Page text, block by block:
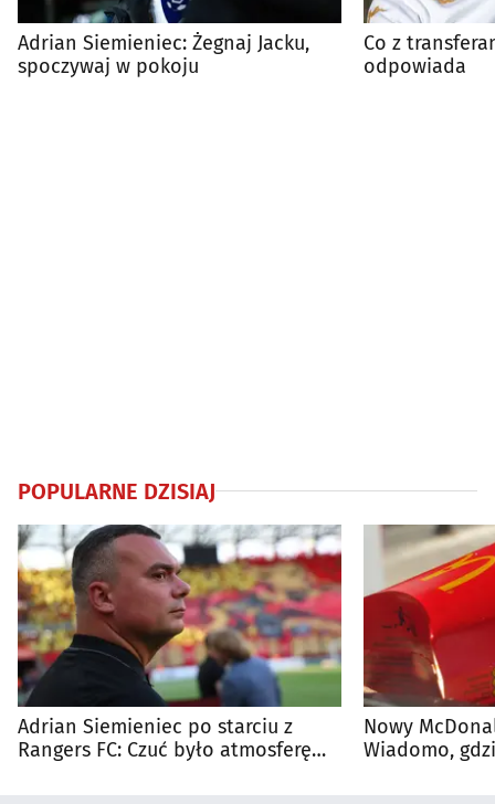
Adrian Siemieniec: Żegnaj Jacku,
spoczywaj w pokoju
Co z
odpowiada
POPULARNE DZISIAJ
Adrian Siemieniec po starciu z
Rangers FC: Czuć było atmosferę
Nowy
Wiadomo,